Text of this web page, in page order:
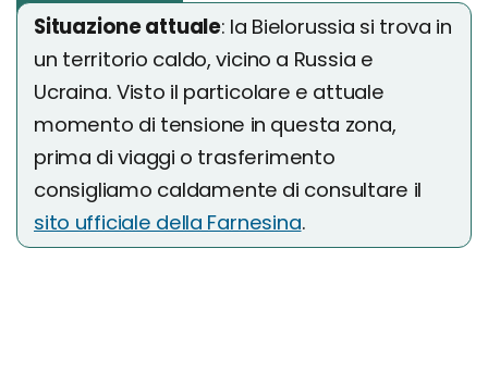
Situazione attuale: la Bielorussia si trova in
un territorio caldo, vicino a Russia e
Ucraina. Visto il particolare e attuale
momento di tensione in questa zona,
prima di viaggi o trasferimento
consigliamo caldamente di consultare il
sito ufficiale della Farnesina.